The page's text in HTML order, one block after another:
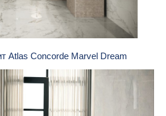
Atlas Concorde Marvel Dream